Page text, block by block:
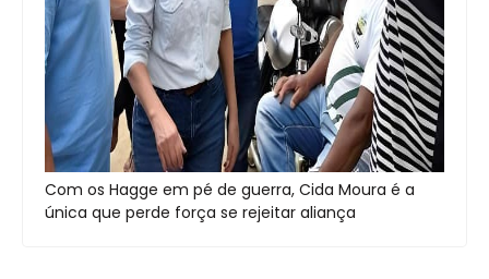
Com os Hagge em pé de guerra, Cida Moura é a
única que perde força se rejeitar aliança